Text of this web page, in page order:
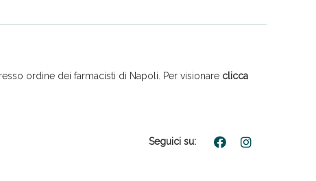
ordine dei farmacisti di Napoli. Per visionare clicca
Seguici su: